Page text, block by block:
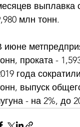
выплавка
млн тонн.
июне
проката -
года
выпуск
- на 2%, до